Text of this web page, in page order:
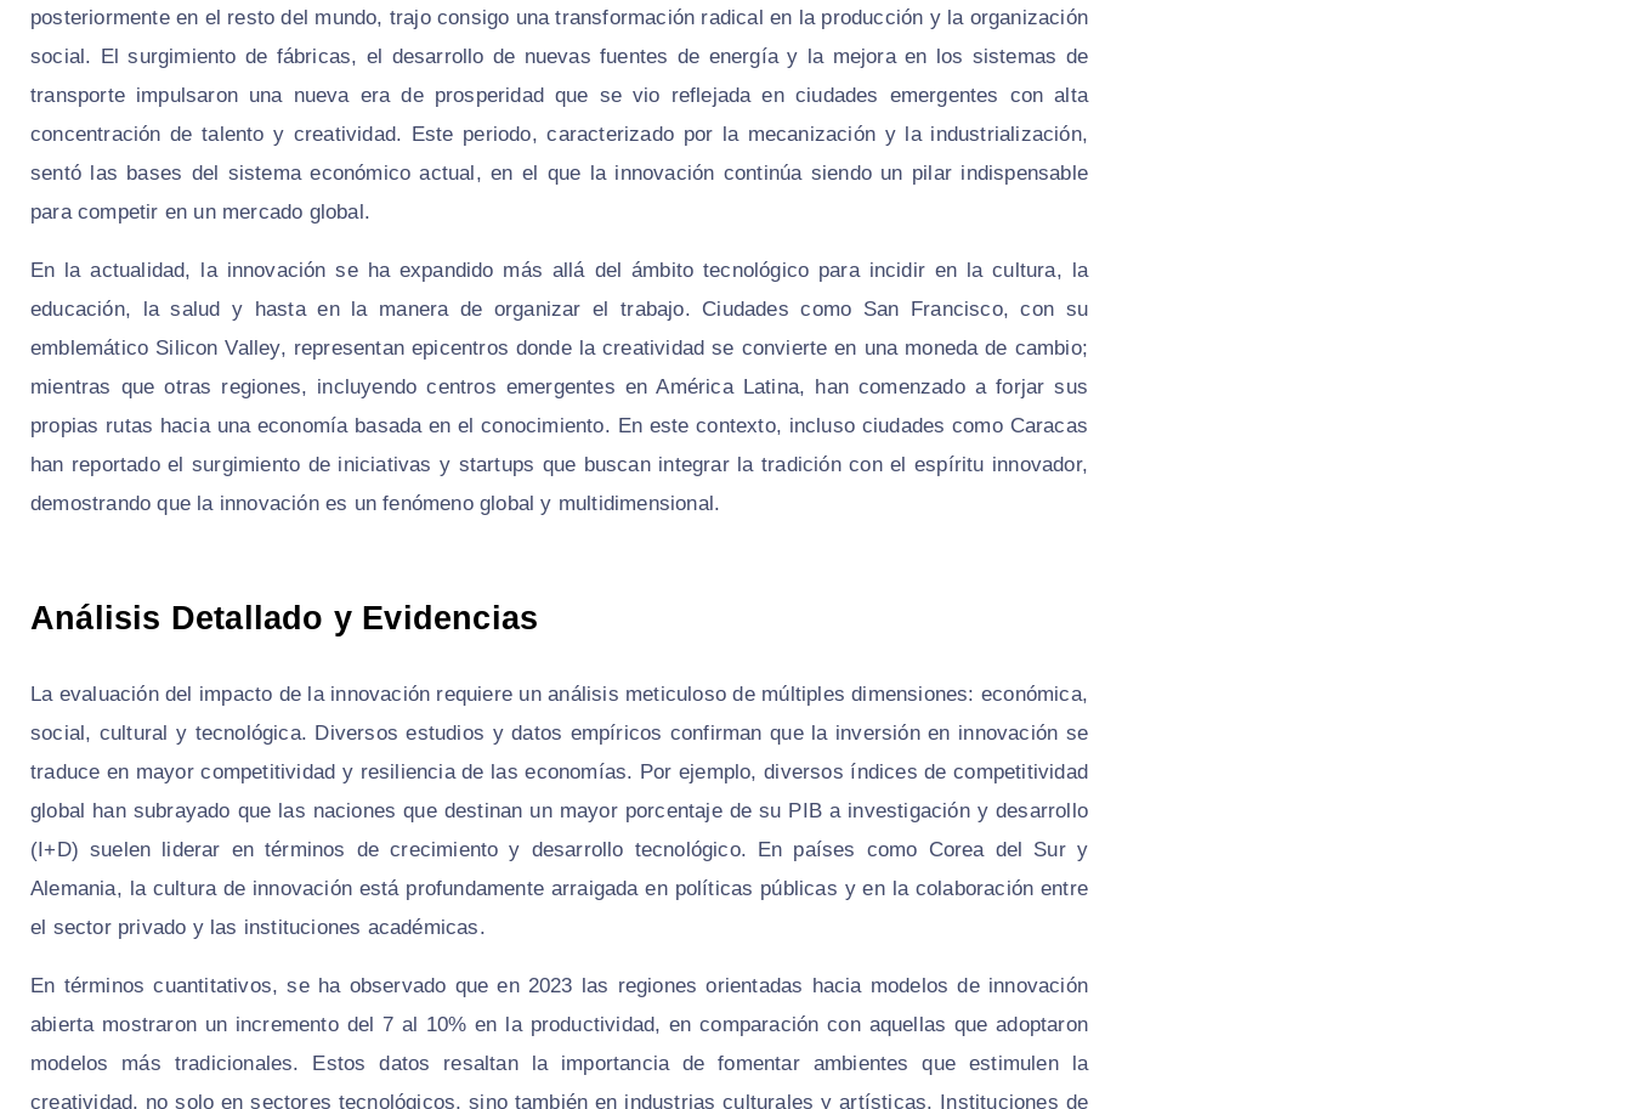
posteriormente en el resto del mundo, trajo consigo una transformación radical en la producción y la organización
social. El surgimiento de fábricas, el desarrollo de nuevas fuentes de energía y la mejora en los sistemas de
transporte impulsaron una nueva era de prosperidad que se vio reflejada en ciudades emergentes con alta
concentración de talento y creatividad. Este periodo, caracterizado por la mecanización y la industrialización,
sentó las bases del sistema económico actual, en el que la innovación continúa siendo un pilar indispensable
para competir en un mercado global.
En la actualidad, la innovación se ha expandido más allá del ámbito tecnológico para incidir en la cultura, la
educación, la salud y hasta en la manera de organizar el trabajo. Ciudades como San Francisco, con su
emblemático Silicon Valley, representan epicentros donde la creatividad se convierte en una moneda de cambio;
mientras que otras regiones, incluyendo centros emergentes en América Latina, han comenzado a forjar sus
propias rutas hacia una economía basada en el conocimiento. En este contexto, incluso ciudades como Caracas
han reportado el surgimiento de iniciativas y startups que buscan integrar la tradición con el espíritu innovador,
demostrando que la innovación es un fenómeno global y multidimensional.
Análisis Detallado y Evidencias
La evaluación del impacto de la innovación requiere un análisis meticuloso de múltiples dimensiones: económica,
social, cultural y tecnológica. Diversos estudios y datos empíricos confirman que la inversión en innovación se
traduce en mayor competitividad y resiliencia de las economías. Por ejemplo, diversos índices de competitividad
global han subrayado que las naciones que destinan un mayor porcentaje de su PIB a investigación y desarrollo
(I+D) suelen liderar en términos de crecimiento y desarrollo tecnológico. En países como Corea del Sur y
Alemania, la cultura de innovación está profundamente arraigada en políticas públicas y en la colaboración entre
el sector privado y las instituciones académicas.
En términos cuantitativos, se ha observado que en 2023 las regiones orientadas hacia modelos de innovación
abierta mostraron un incremento del 7 al 10% en la productividad, en comparación con aquellas que adoptaron
modelos más tradicionales. Estos datos resaltan la importancia de fomentar ambientes que estimulen la
creatividad, no solo en sectores tecnológicos, sino también en industrias culturales y artísticas. Instituciones de